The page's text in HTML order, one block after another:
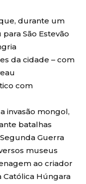
durante um
São Estevão
da cidade – com
com
invasão mongol,
batalhas
Guerra
museus
ao criador
Católica Húngara